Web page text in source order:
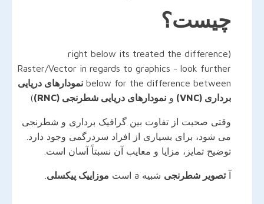
چیست؟
(right below its treated the difference
Raster/Vector in regards to graphics - look further
below for the difference between نمودارهای دریایی
برداری (VNC)
و نمودارهای دریایی شطرنجی (RNC) )
وقتی صحبت از تفاوت بین گرافیک برداری و شطرنجی
می شود، برای بسیاری از افراد سردرگمی وجود دارد.
توضیح تمایز، مزایا و معایب آن نسبتاً آسان است.
آتصویر شطرنجی شبیه a است موزاییک پیکسلی